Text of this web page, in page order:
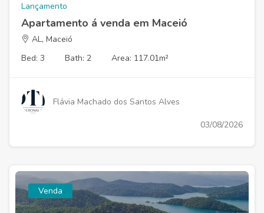
Lançamento
Apartamento á venda em Maceió
AL, Maceió
Bed: 3
Bath: 2 Area: 117.01m²
Flávia Machado dos Santos Alves
03/08/2026
Venda